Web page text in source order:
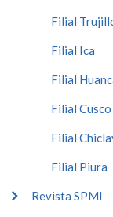
Filial
Filial Ica
Filial
Filial Cusco
Filial
Filial Piura
Revista SPMI